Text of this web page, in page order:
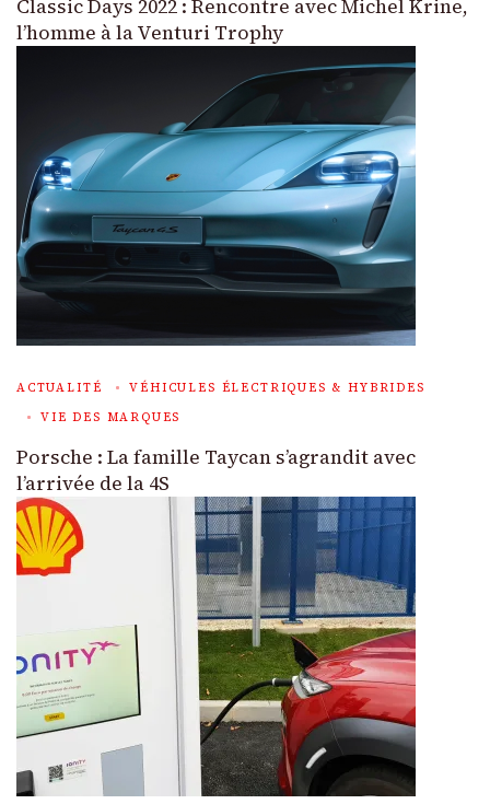
Classic Days 2022 : Rencontre avec Michel Krine,
l’homme à la Venturi Trophy
ACTUALITÉ
VÉHICULES ÉLECTRIQUES & HYBRIDES
VIE DES MARQUES
Porsche : La famille Taycan s’agrandit avec
l’arrivée de la 4S